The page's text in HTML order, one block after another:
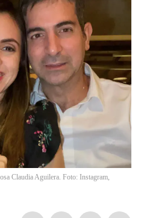
Claudia Aguilera. Foto: Instagram,